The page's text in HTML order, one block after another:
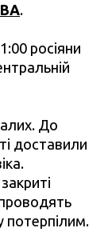
.
росіяни
До
доставили